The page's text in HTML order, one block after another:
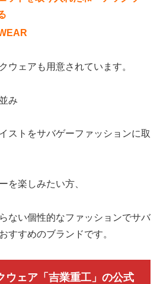
ウェアも用意されています。
ストをサバゲーファッションに取
を楽しみたい方、
ない個性的なファッションでサバ
すすめのブランドです。
ウェア「吉業重工」の公式